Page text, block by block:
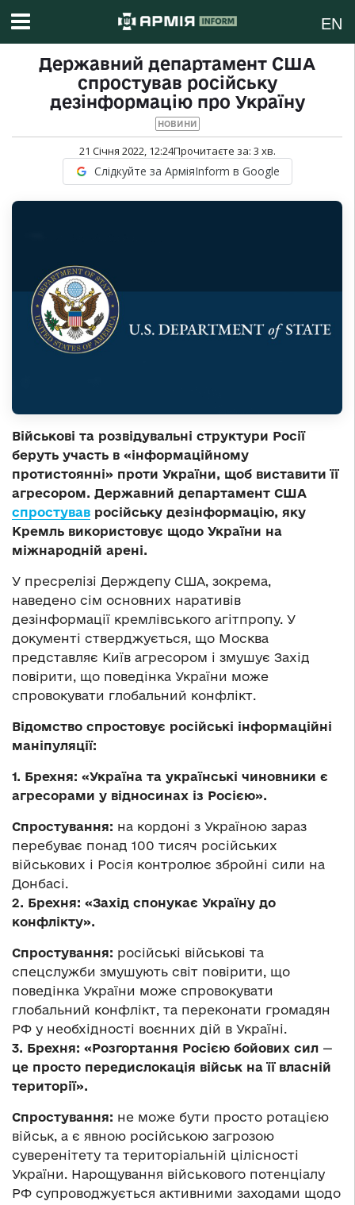
EN
Державний департамент США
спростував російську
дезінформацію про Україну
НОВИНИ
21 Січня 2022, 12:24Прочитаєте за: 3 хв.
Слідкуйте за АрміяInform в Google
Військові та розвідувальні структури Росії
беруть участь в «інформаційному
протистоянні» проти України, щоб виставити її
агресором. Державний департамент США
спростував російську дезінформацію, яку
Кремль використовує щодо України на
міжнародній арені.
У пресрелізі Держдепу США, зокрема,
наведено сім основних наративів
дезінформації кремлівського агітпропу. У
документі стверджується, що Москва
представляє Київ агресором і змушує Захід
повірити, що поведінка України може
спровокувати глобальний конфлікт.
Відомство спростовує російські інформаційні
маніпуляції:
1. Брехня: «Україна та українські чиновники є
агресорами у відносинах із Росією».
Спростування: на кордоні з Україною зараз
перебуває понад 100 тисяч російських
військових і Росія контролює збройні сили на
Донбасі.
2. Брехня: «Захід спонукає Україну до
конфлікту».
Спростування: російські військові та
спецслужби змушують світ повірити, що
поведінка України може спровокувати
глобальний конфлікт, та переконати громадян
РФ у необхідності воєнних дій в Україні.
3. Брехня: «Розгортання Росією бойових сил —
це просто передислокація військ на її власній
території».
Спростування: не може бути просто ротацією
військ, а є явною російською загрозою
суверенітету та територіальній цілісності
України. Нарощування військового потенціалу
РФ супроводжується активними заходами щодо